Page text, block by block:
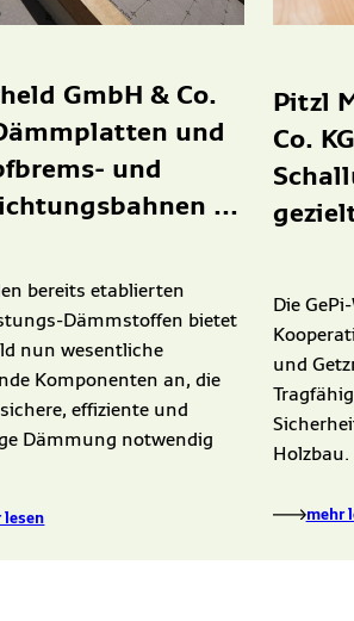
GmbH & Co.
und
und
...
bereits etablierten
Dämmstoffen bietet
nun wesentliche
Komponenten an, die
effiziente und
Dämmung notwendig
lesen
Pitzl
Co.
Die
und
Holzbau.
mehr